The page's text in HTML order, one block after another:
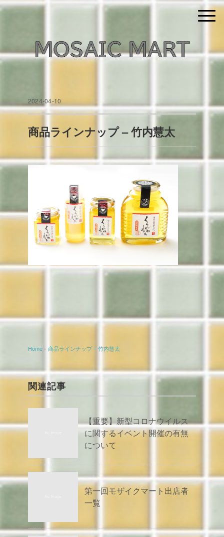
2024-04-10
商品ラインナップ – 竹内慧太
Home › 商品ラインナップ – 竹内慧太
関連記事
【重要】新型コロナウイルス
に関するイベント開催の有無
について
第一回モザイクマート出店者
一覧